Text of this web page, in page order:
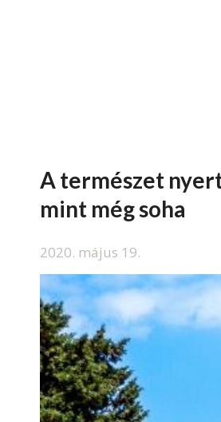
A természet
mint még soha
2020. május 19.